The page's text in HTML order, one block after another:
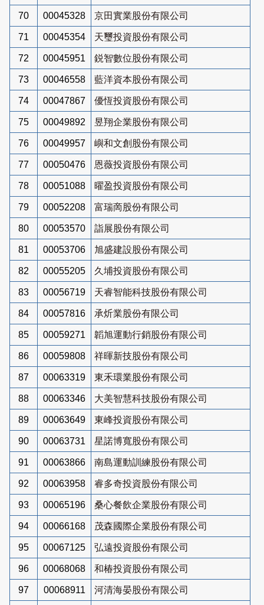
70 00045328 京田實業股份有限公司
71 00045354 天璽投資股份有限公司
72 00045951 鋭智數位股份有限公司
73 00046558 藍洋資本股份有限公司
74 00047867 優恆投資股份有限公司
75 00049892 昱翔企業股份有限公司
76 00049957 嶼和文創股份有限公司
77 00050476 恩薇投資股份有限公司
78 00051088 曜盈投資股份有限公司
79 00052208 富瑞啇股份有限公司
80 00053570 詣展股份有限公司
81 00053706 旭盛建設股份有限公司
82 00055205 久埔投資股份有限公司
83 00056719 天睿智能科技股份有限公司
84 00057816 承炘業股份有限公司
85 00059271 韜旭運動行銷股份有限公司
86 00059808 祥暉新技股份有限公司
87 00063319 東禾環業股份有限公司
88 00063346 大美智慧科技股份有限公司
89 00063649 東峰投資股份有限公司
90 00063731 星諾博寬股份有限公司
91 00063866 南島運動訓練股份有限公司
92 00063958 睿多奇投資股份有限公司
93 00065196 桑心餐飲企業股份有限公司
94 00066168 茂森國際企業股份有限公司
95 00067125 弘遠投資股份有限公司
96 00068068 和椿投資股份有限公司
97 00068911 河清海晏股份有限公司